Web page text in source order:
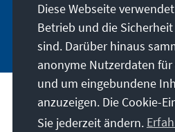
ausgehandelten
anderen
großzügig berücksichtigte.
Stichwahl kündigte die
nicht anzuerkennen.
für das ganze Land
Innenpolitik dreht sich
Jahren in einer
Jetzt
Anschrift
Diese Webseite
Betrieb und die
sind. Darüber hinaus
anonyme Nutzerdaten
und um eingebundene
anzuzeigen. Die Cookie-
Sie jederzeit ändern.